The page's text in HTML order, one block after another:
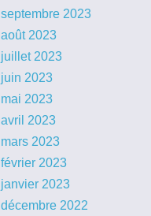
septembre 2023
août 2023
juillet 2023
juin 2023
mai 2023
avril 2023
mars 2023
février 2023
janvier 2023
décembre 2022